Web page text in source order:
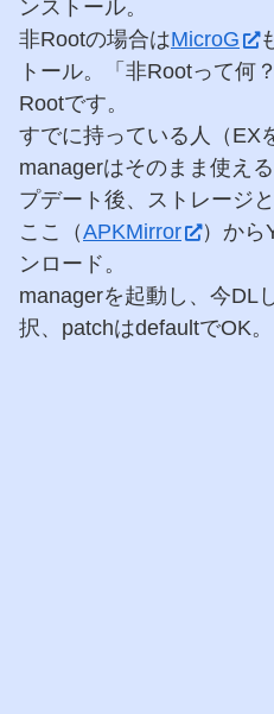
ンストール。
非Rootの場合はMicroG
トール。「非Rootって何
Rootです。
すでに持っている人（EX
managerはそのまま使え
プデート後、ストレージ
ここ（APKMirror
）から
ンロード。
managerを起動し、今DL
択、patchはdefaultでOK。